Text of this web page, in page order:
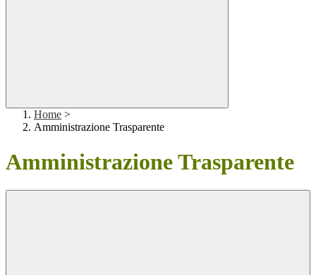
Home >
Amministrazione Trasparente
Amministrazione Trasparente